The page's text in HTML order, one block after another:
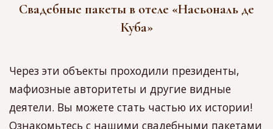
Свадебные пакеты в отеле «Насьональ де
Куба»
Через эти объекты проходили президенты,
мафиозные авторитеты и другие видные
деятели. Вы можете стать частью их истории!
Ознакомьтесь с нашими свадебными пакетами